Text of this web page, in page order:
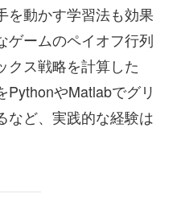
を動かす学習法も効果
ゲームのペイオフ行列
クス戦略を計算した
PythonやMatlabでグリ
など、実践的な経験は